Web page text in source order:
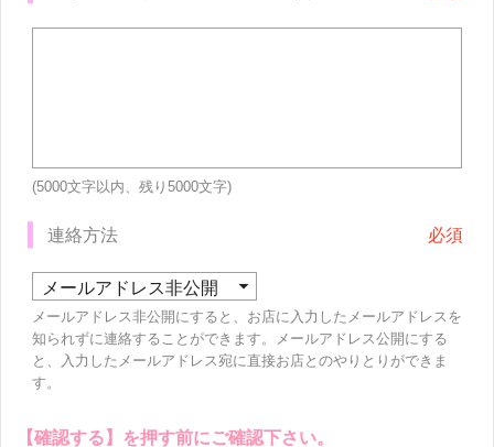
(5000文字以内、残り 5000文字)
連絡方法
メールアドレス非公開にすると、お店に入力したメールアドレスを
知られずに連絡することができます。メールアドレス公開にする
と、入力したメールアドレス宛に直接お店とのやりとりができま
す。
【確認する】を押す前にご確認下さい。